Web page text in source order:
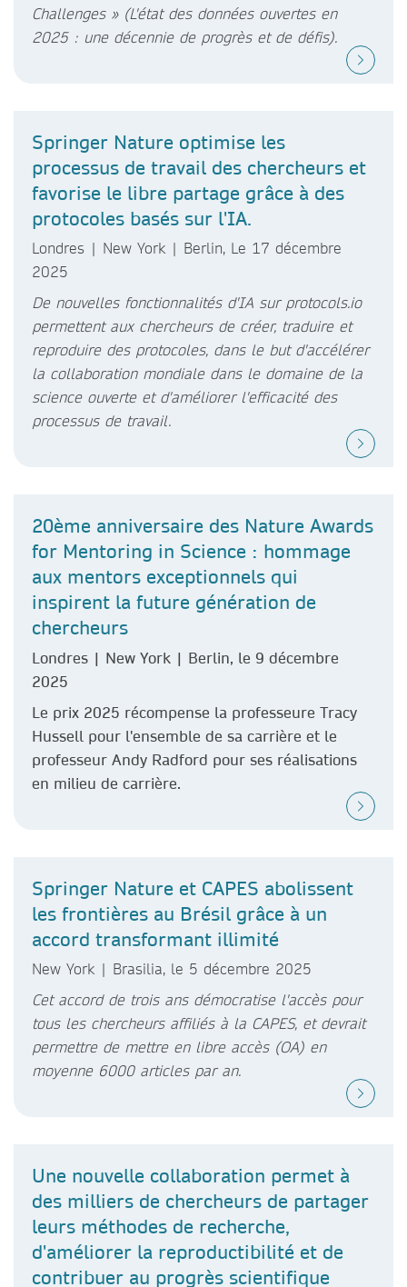
Challenges » (L'état des données ouvertes en
2025 : une décennie de progrès et de défis).
Springer Nature optimise les
processus de travail des chercheurs et
favorise le libre partage grâce à des
protocoles basés sur l'IA.
Londres | New York | Berlin, Le 17 décembre
2025
De nouvelles fonctionnalités d'IA sur protocols.io
permettent aux chercheurs de créer, traduire et
reproduire des protocoles, dans le but d'accélérer
la collaboration mondiale dans le domaine de la
science ouverte et d'améliorer l'efficacité des
processus de travail.
20ème anniversaire des Nature Awards
for Mentoring in Science : hommage
aux mentors exceptionnels qui
inspirent la future génération de
chercheurs
Londres | New York | Berlin, le 9 décembre
2025
Le prix 2025 récompense la professeure Tracy
Hussell pour l'ensemble de sa carrière et le
professeur Andy Radford pour ses réalisations
en milieu de carrière.
Springer Nature et CAPES abolissent
les frontières au Brésil grâce à un
accord transformant illimité
New York | Brasilia, le 5 décembre 2025
Cet accord de trois ans démocratise l'accès pour
tous les chercheurs affiliés à la CAPES, et devrait
permettre de mettre en libre accès (OA) en
moyenne 6000 articles par an.
Une nouvelle collaboration permet à
des milliers de chercheurs de partager
leurs méthodes de recherche,
d'améliorer la reproductibilité et de
contribuer au progrès scientifique